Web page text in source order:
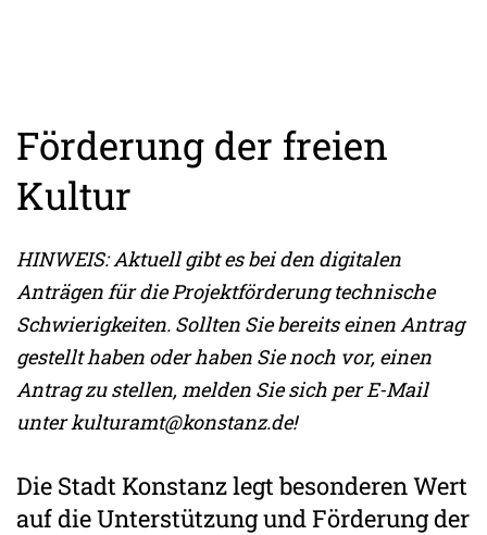
Förderung der freien
Kultur
HINWEIS: Aktuell gibt es bei den digitalen
Anträgen für die Projektförderung technische
Schwierigkeiten. Sollten Sie bereits einen Antrag
gestellt haben oder haben Sie noch vor, einen
Antrag zu stellen, melden Sie sich per E-Mail
unter kulturamt@konstanz.de!
Die Stadt Konstanz legt besonderen Wert
auf die Unterstützung und Förderung der